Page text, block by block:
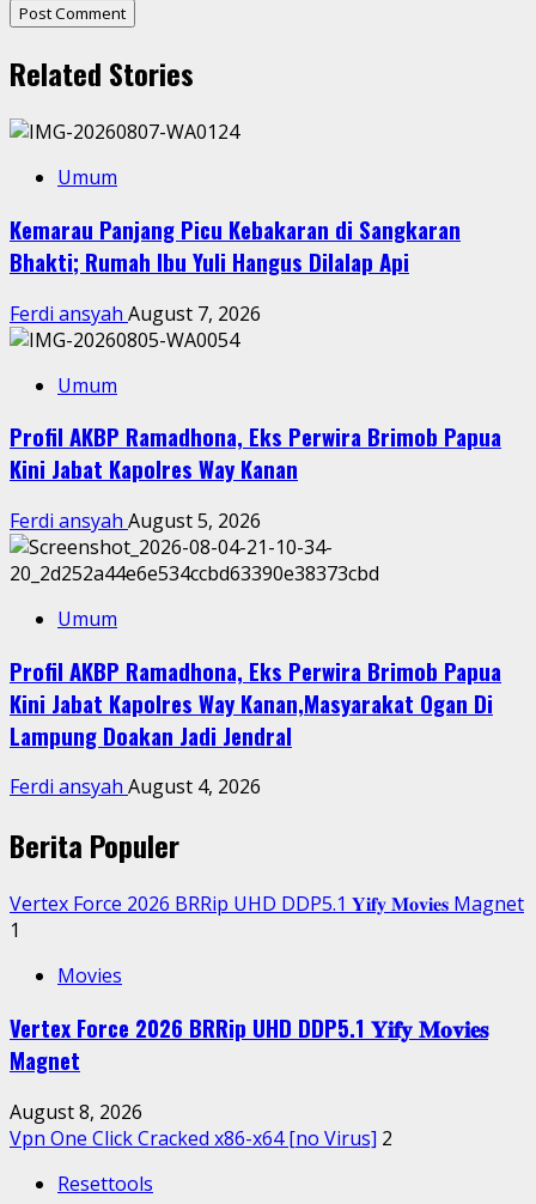
Related Stories
Umum
Kemarau Panjang Picu Kebakaran di Sangkaran
Bhakti; Rumah Ibu Yuli Hangus Dilalap Api
Ferdi ansyah August 7, 2026
Umum
Profil AKBP Ramadhona, Eks Perwira Brimob Papua
Kini Jabat Kapolres Way Kanan
Ferdi ansyah August 5, 2026
Umum
Profil AKBP Ramadhona, Eks Perwira Brimob Papua
Kini Jabat Kapolres Way Kanan,Masyarakat Ogan Di
Lampung Doakan Jadi Jendral
Ferdi ansyah August 4, 2026
Berita Populer
Vertex Force 2026 BRRip UHD DDP5.1 𝐘𝐢𝐟𝐲 𝐌𝐨𝐯𝐢𝐞𝐬 Magnet
1
Movies
Vertex Force 2026 BRRip UHD DDP5.1 𝐘𝐢𝐟𝐲 𝐌𝐨𝐯𝐢𝐞𝐬
Magnet
August 8, 2026
Vpn One Click Cracked x86-x64 [no Virus] 2
Resettools